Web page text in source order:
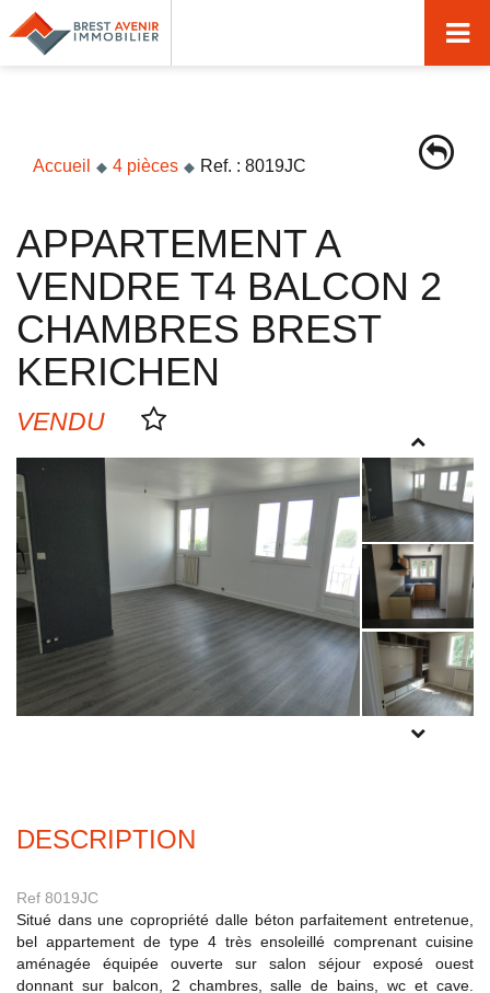
Accueil
Nos agences
Nos métiers
Syndic de copropriété
Transactions immobilières
Gestion locative
Nous contacter
02 98 44 56 58
Gestion Locative
02 98 80 49 38
Syndic
Transaction
Accueil 4 pièces Ref. : 8019JC
APPARTEMENT A
VENDRE T4 BALCON 2
CHAMBRES BREST
KERICHEN
VENDU
POUR PLUS
DESCRIPTION
Ref 8019JC
Situé dans une copropriété dalle béton parfaitement entretenue,
bel appartement de type 4 très ensoleillé comprenant cuisine
aménagée équipée ouverte sur salon séjour exposé ouest
donnant sur balcon, 2 chambres, salle de bains, wc et cave.